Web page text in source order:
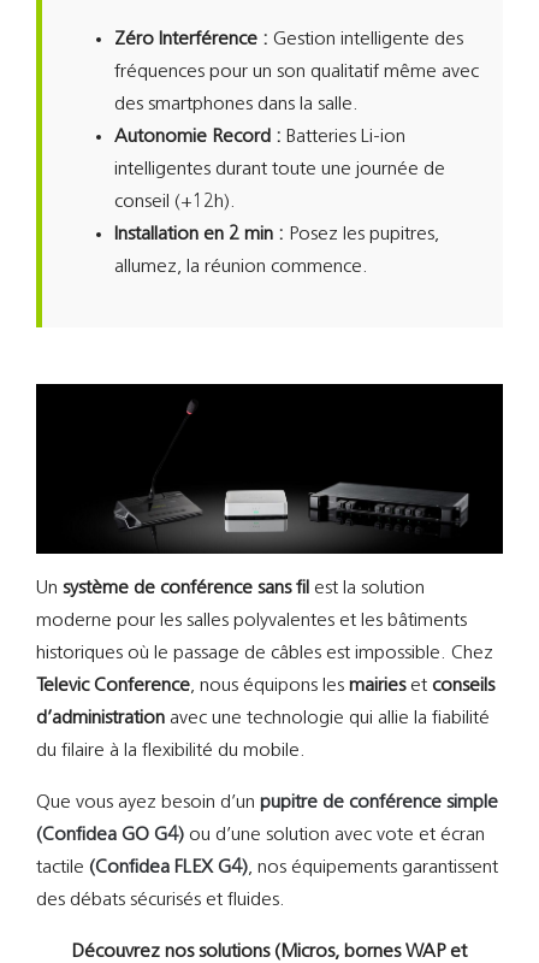
Zéro Interférence : Gestion intelligente des
fréquences pour un son qualitatif même avec
des smartphones dans la salle.
Autonomie Record : Batteries Li-ion
intelligentes durant toute une journée de
conseil (+12h).
Installation en 2 min : Posez les pupitres,
allumez, la réunion commence.
Un système de conférence sans fil est la solution
moderne pour les salles polyvalentes et les bâtiments
historiques où le passage de câbles est impossible. Chez
Televic Conference, nous équipons les mairieset conseils
d’administration avec une technologie qui allie la fiabilité
du filaire à la flexibilité du mobile.
Que vous ayez besoin d’un pupitre de conférence simple
(Confidea GO G4) ou d’une solution avec vote et écran
tactile (Confidea FLEX G4), nos équipements garantissent
des débats sécurisés et fluides.
Découvrez nos solutions (Micros, bornes WAP et